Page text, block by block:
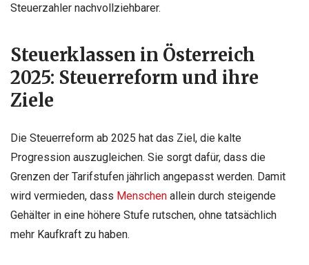
Steuerzahler nachvollziehbarer.
Steuerklassen in Österreich
2025: Steuerreform und ihre
Ziele
Die Steuerreform ab 2025 hat das Ziel, die kalte
Progression auszugleichen. Sie sorgt dafür, dass die
Grenzen der Tarifstufen jährlich angepasst werden. Damit
wird vermieden, dass Menschen allein durch steigende
Gehälter in eine höhere Stufe rutschen, ohne tatsächlich
mehr Kaufkraft zu haben.